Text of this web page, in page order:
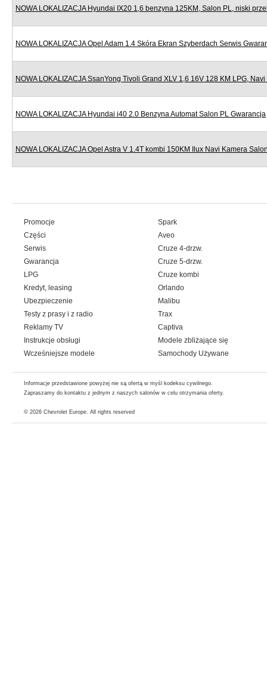
NOWA LOKALIZACJA Hyundai IX20 1,6 benzyna 125KM, Salon PL, niski
NOWA LOKALIZACJA Opel Adam 1.4 Skóra Ekran Szyberdach Serwis
NOWA LOKALIZACJA SsanYong Tivoli Grand XLV 1,6 16V 128 KM LPG,
NOWA LOKALIZACJA Hyundai i40 2.0 Benzyna Automat Salon PL Gwarancja
NOWA LOKALIZACJA Opel Astra V 1.4T kombi 150KM Ilux Navi Kamera
Promocje
Części
Serwis
Gwarancja
LPG
Kredyt, leasing
Ubezpieczenie
Testy z prasy i z radio
Reklamy TV
Instrukcje obsługi
Wcześniejsze modele
Spark
Aveo
Cruze 4-drzw.
Cruze 5-drzw.
Cruze kombi
Orlando
Malibu
Trax
Captiva
Modele zbliżające się
Samochody Używane
Informacje przedstawione powyżej nie są ofertą w myśl kodeksu cywilnego.
Zapraszamy do kontaktu z jednym z naszych salonów w celu otrzymania oferty.
© 2026 Chevrolet Europe. All rights reserved